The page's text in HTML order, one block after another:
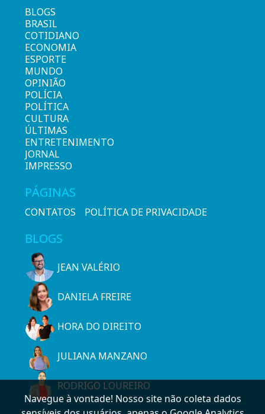
BLOGS
BRASIL
COTIDIANO
ECONOMIA
ESPORTE
MUNDO
OPINIÃO
POLÍCIA
POLÍTICA
CULTURA
ÚLTIMAS
ENTRETENIMENTO
JORNAL
IMPRESSO
PÁGINAS
CONTATOS POLÍTICA DE PRIVACIDADE
BLOGS
JEAN VALÉRIO
DANIELA FREIRE
HORA DO DIREITO
JULIANA MANZANO
RODRIGO LOUREIRO
Navegue à vontade! Nosso site não coleta dados